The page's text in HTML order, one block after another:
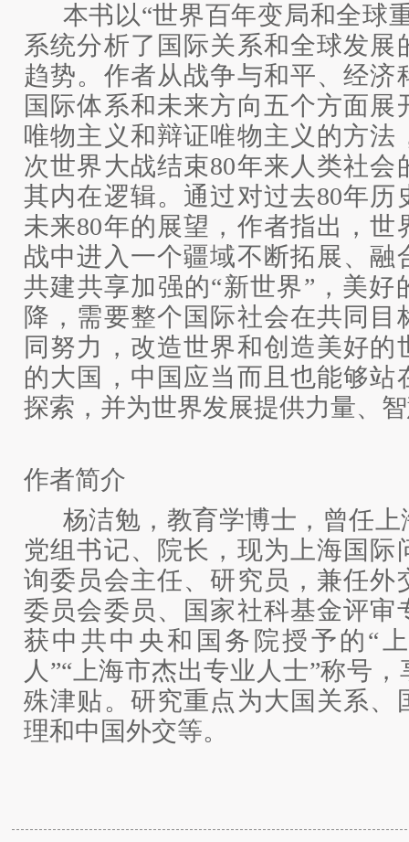
本书以“世界百年变局和全球
系统分析了国际关系和全球发展
趋势。作者从战争与和平、经济
国际体系和未来方向五个方面展
唯物主义和辩证唯物主义的方法
次世界大战结束80年来人类社会
其内在逻辑。通过对过去80年历
未来80年的展望，作者指出，世
战中进入一个疆域不断拓展、融
共建共享加强的“新世界”，美好
降，需要整个国际社会在共同目
同努力，改造世界和创造美好的
的大国，中国应当而且也能够站
探索，并为世界发展提供力量、
作者简介
杨洁勉， 教育学博士，曾任
党组书记、院长，现为上海国际
询委员会主任、研究员，兼任外
委员会委员、国家社科基金评审
获中共中央和国务院授予的“
人”“上海市杰出专业人士”称号
殊津贴。研究重点为大国关系、
理和中国外交等。